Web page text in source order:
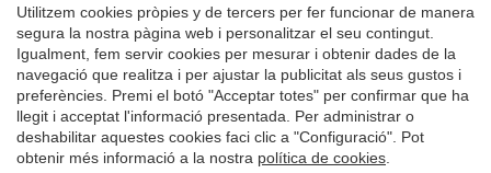
Inici Comprar Llogar
Administració de finques
Contacte
Copyright © 2026 Urbe Grup Associats
Avís legal
Política de Cookies
Utilitzem cookies pròpies y de tercers per fer funcionar de manera
segura la nostra pàgina web i personalitzar el seu contingut.
Igualment, fem servir cookies per mesurar i obtenir dades de la
navegació que realitza i per ajustar la publicitat als seus gustos i
preferències. Premi el botó "Acceptar totes" per confirmar que ha
llegit i acceptat l'informació presentada. Per administrar o
deshabilitar aquestes cookies faci clic a "Configuració". Pot
obtenir més informació a la nostra política de cookies
Guardar configuració Acceptar totes